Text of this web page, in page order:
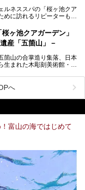
ルネススパの「桜ヶ池クア
に訪れるリピーターも多
土日はその両方がランチ
ナルのスイーツも評判で
宿泊して、食を満喫してき
ヶ池クアガーデン」
産「五箇山」－
箇山の合掌造り集落、日本
まれた木彫刻美術館・井
観光スポットがたくさんあ
ュ＆温泉ウェルネススパ
、歴史の旅にお出かけし
へ
富山の海ではじめて